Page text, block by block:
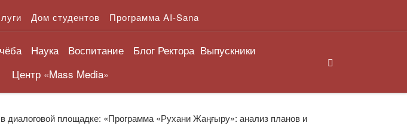
Дом студентов Программа AI-Sana
Наука Воспитание Блог Ректора Выпускники
Центр «Mass Media»
диалоговой площадке: «Программа «Рухани Жаңғыру»: анализ планов и